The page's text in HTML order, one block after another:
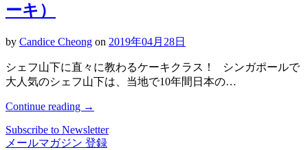
ーキ）
by Candice Cheong on 2019年04月28日
シェフ山下に直々に教わるケーキクラス！ シンガポールで
大人気のシェフ山下は、当地で10年間日本の…
Continue reading →
Subscribe to Newsletter
メールマガジン 登録